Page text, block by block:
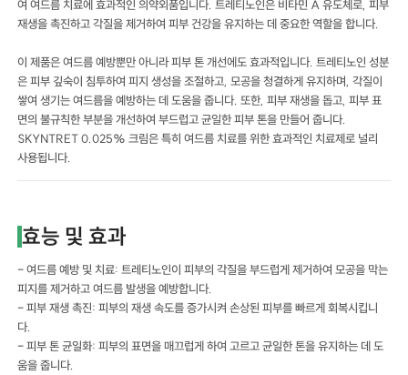
여 여드름 치료에 효과적인 의약외품입니다. 트레티노인은 비타민 A 유도체로, 피부
재생을 촉진하고 각질을 제거하여 피부 건강을 유지하는 데 중요한 역할을 합니다.
이 제품은 여드름 예방뿐만 아니라 피부 톤 개선에도 효과적입니다. 트레티노인 성분
은 피부 깊숙이 침투하여 피지 생성을 조절하고, 모공을 청결하게 유지하며, 각질이
쌓여 생기는 여드름을 예방하는 데 도움을 줍니다. 또한, 피부 재생을 돕고, 피부 표
면의 불규칙한 부분을 개선하여 부드럽고 균일한 피부 톤을 만들어 줍니다.
SKYNTRET 0.025% 크림은 특히 여드름 치료를 위한 효과적인 치료제로 널리
사용됩니다.
효능 및 효과
- 여드름 예방 및 치료: 트레티노인이 피부의 각질을 부드럽게 제거하여 모공을 막는
피지를 제거하고 여드름 발생을 예방합니다.
- 피부 재생 촉진: 피부의 재생 속도를 증가시켜 손상된 피부를 빠르게 회복시킵니
다.
- 피부 톤 균일화: 피부의 표면을 매끄럽게 하여 고르고 균일한 톤을 유지하는 데 도
움을 줍니다.